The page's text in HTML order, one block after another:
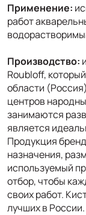
Применение:
работ
Производство:
Roubloff,
области
центров
занимаются
является
Продукция
назначения,
используемый
отбор, чтобы
своих работ.
лучших в России.